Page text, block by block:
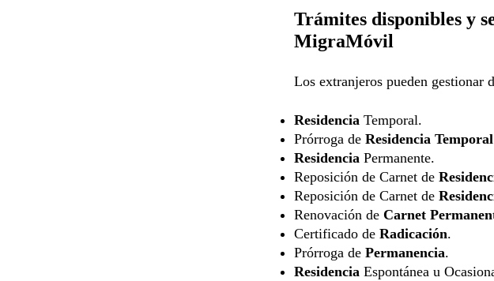
Trámites disponibles y
MigraMóvil
Los extranjeros pueden gestionar
Residencia Temporal.
Prórroga de Residencia Temporal
Residencia Permanente.
Reposición de Carnet de
Reposición de Carnet de
Renovación de Carnet
Certificado de Radicación.
Prórroga de Permanencia.
Residencia Espontánea u